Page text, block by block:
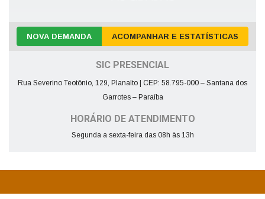
NOVA DEMANDA ACOMPANHAR E ESTATÍSTICAS
SIC PRESENCIAL
Rua Severino Teotônio, 129, Planalto | CEP: 58.795-000 – Santana dos
Garrotes – Paraíba
HORÁRIO DE ATENDIMENTO
Segunda a sexta-feira das 08h às 13h